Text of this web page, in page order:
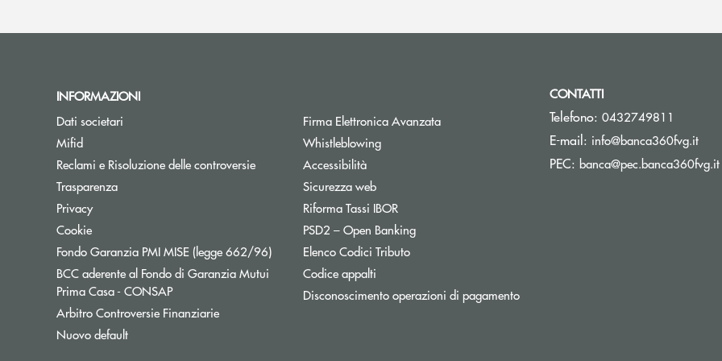
INFORMAZIONI
Dati societari
Mifid
Reclami e Risoluzione delle controversie
Trasparenza
Privacy
Cookie
Fondo Garanzia PMI MISE (legge 662/96)Apre una nuova finestra
BCC aderente al Fondo di Garanzia Mutui
Prima Casa - CONSAPApre una nuova finestra
Arbitro Controversie FinanziarieApre una nuova finestra
Nuovo default
Firma Elettronica Avanzata
WhistleblowingApre una nuova finestra
Accessibilità
Sicurezza web
Riforma Tassi IBORApre una nuova finestra
PSD2 – Open BankingApre una nuova finestra
Elenco Codici TributoApre una nuova finestra
Codice appalti
Disconoscimento operazioni di pagamento
CONTATTI
Telefono: 0432749811
E-mail: info@banca360fvg.it(si
PEC: banca@pec.banca360fvg.it